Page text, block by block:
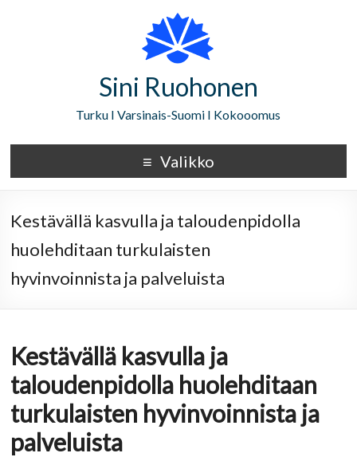
Sini Ruohonen
Turku I Varsinais-Suomi I Kokooomus
Valikko
Kestävällä kasvulla ja taloudenpidolla
huolehditaan turkulaisten
hyvinvoinnista ja palveluista
Kestävällä kasvulla ja
taloudenpidolla huolehditaan
turkulaisten hyvinvoinnista ja
palveluista